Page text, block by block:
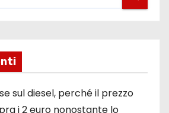
sul diesel, perché il prezzo
i 2 euro nonostante lo